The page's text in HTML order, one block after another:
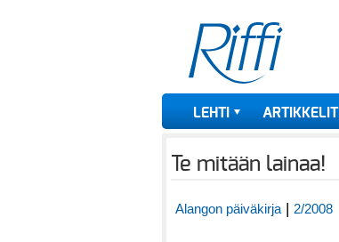
LEHTI ARTIKKELIT
Te mitään lainaa!
Alangon päiväkirja| 2/2008